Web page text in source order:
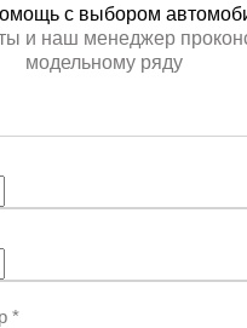
с выбором
и наш менеджер
модельному ряду
*